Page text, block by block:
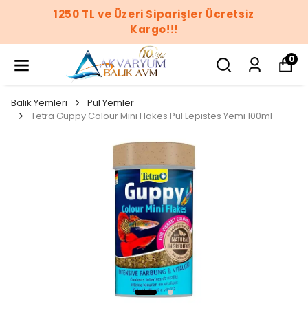
1250 TL ve Üzeri Siparişler Ücretsiz
Kargo!!!
0
Balık Yemleri
Pul Yemler
Tetra Guppy Colour Mini Flakes Pul Lepistes Yemi 100ml